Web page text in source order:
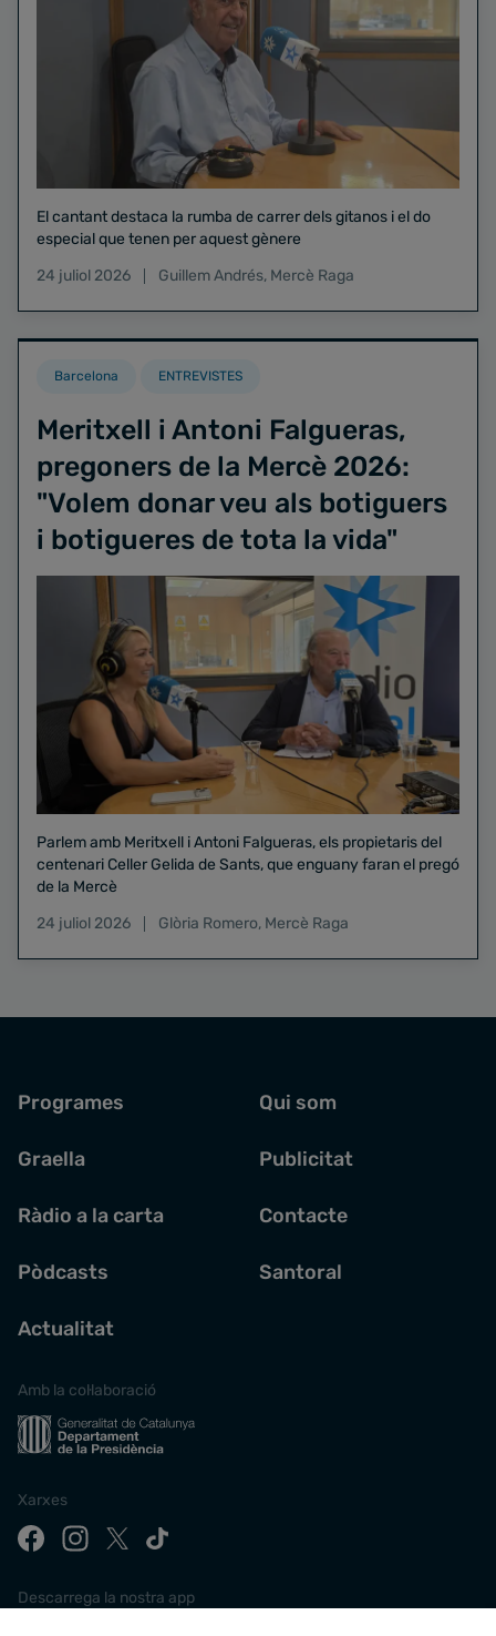
El cantant destaca la rumba de carrer dels gitanos i el do
especial que tenen per aquest gènere
24 juliol 2026
Guillem Andrés, Mercè Raga
Barcelona ENTREVISTES
Meritxell i Antoni Falgueras,
pregoners de la Mercè 2026:
"Volem donar veu als botiguers
i botigueres de tota la vida"
Parlem amb Meritxell i Antoni Falgueras, els propietaris del
centenari Celler Gelida de Sants, que enguany faran el pregó
de la Mercè
24 juliol 2026
Glòria Romero, Mercè Raga
Programes
Graella
Ràdio a la carta
Pòdcasts
Actualitat
Qui som
Publicitat
Contacte
Santoral
Amb la col·laboració
Xarxes
Descarrega la nostra app